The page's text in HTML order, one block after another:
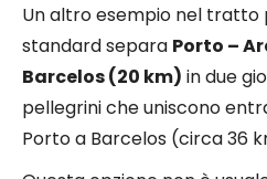
Un altro esempio nel tratto
standard separa Porto –
Barcelos (20 km) in due
pellegrini che uniscono
Porto a Barcelos (circa 36